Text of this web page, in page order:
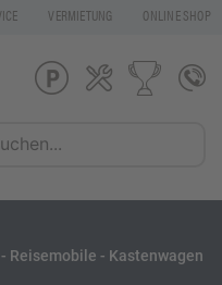
VERMIETUNG ONLINE SHOP
Reisemobile - Kastenwagen